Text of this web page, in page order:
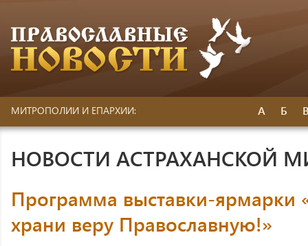
МИТРОПОЛИИ И ЕПАРХИИ: А Б
НОВОСТИ АСТРАХАНСКОЙ
Программа выставки-ярмарки
храни веру Православную!»